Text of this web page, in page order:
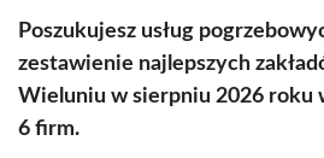
Poszukujesz usług
zestawienie najlepszych
Wieluniu w sierpniu 2026 roku
6 firm.